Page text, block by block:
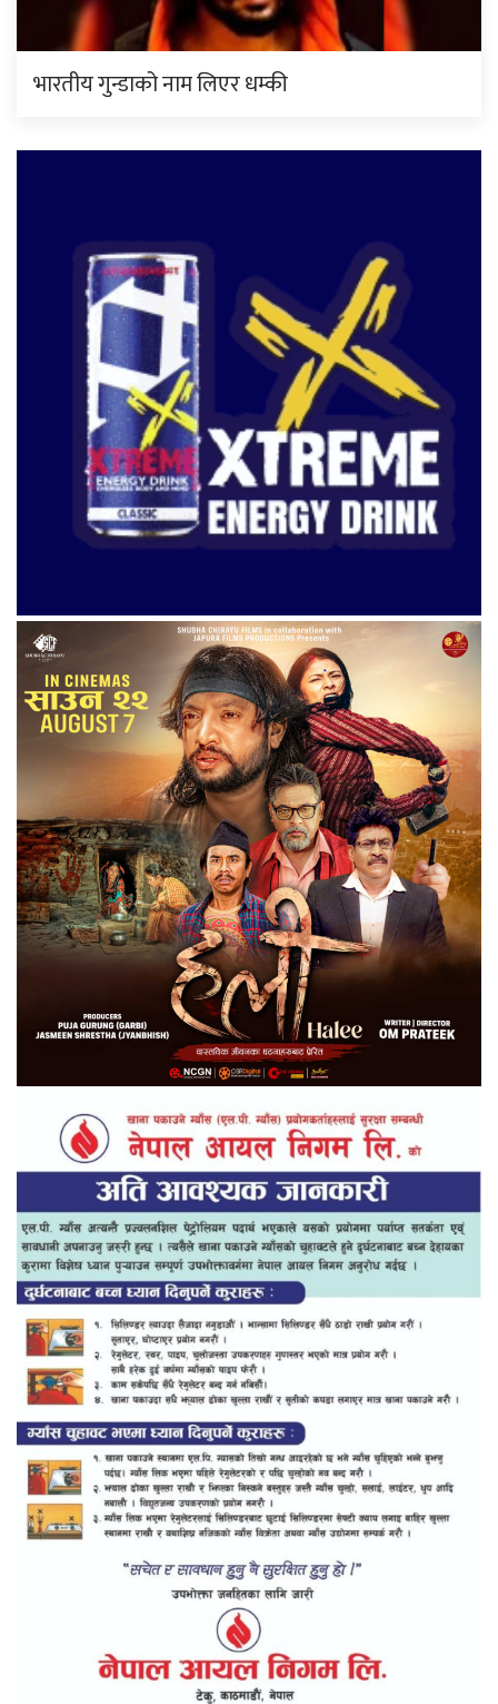
भारतीय गुन्डाको नाम लिएर धम्की